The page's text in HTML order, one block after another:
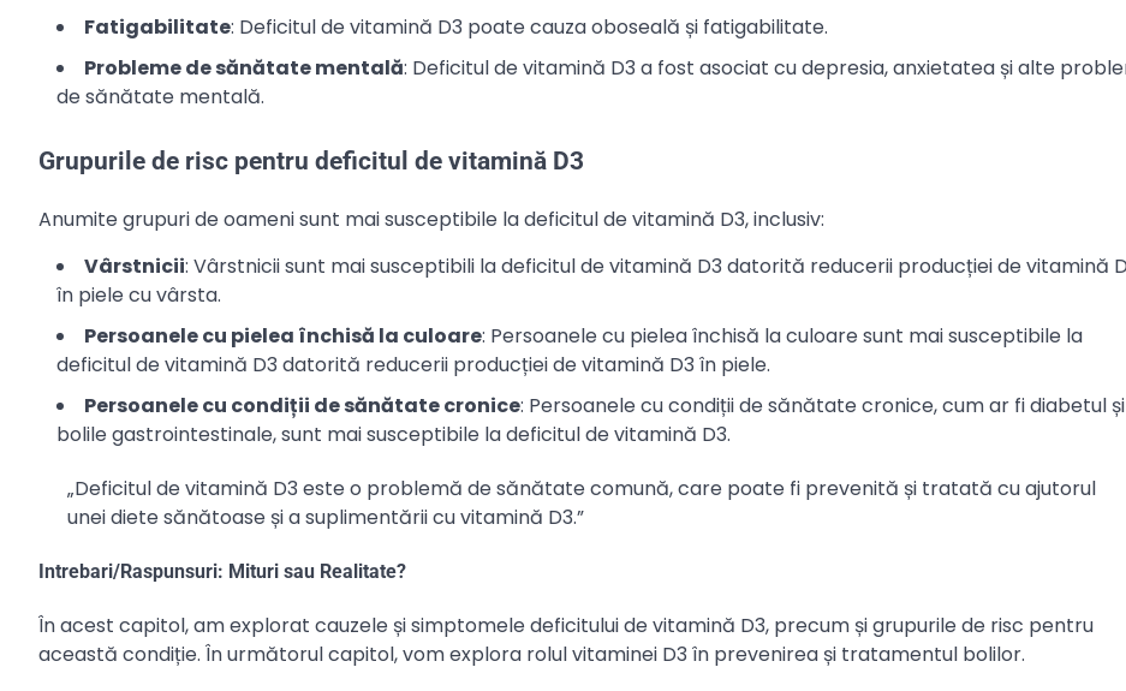
Fatigabilitate: Deficitul de vitamină D3 poate cauza oboseală și fatigabilitate.
Probleme de sănătate mentală: Deficitul de vitamină D3 a fost asociat cu depresia, anxietatea și alte
de sănătate mentală.
Grupurile de risc pentru deficitul de vitamină D3
Anumite grupuri de oameni sunt mai susceptibile la deficitul de vitamină D3, inclusiv:
Vârstnicii: Vârstnicii sunt mai susceptibili la deficitul de vitamină D3 datorită reducerii producției de vitamină
în piele cu vârsta.
Persoanele cu pielea închisă la culoare: Persoanele cu pielea închisă la culoare sunt mai susceptibile la
deficitul de vitamină D3 datorită reducerii producției de vitamină D3 în piele.
Persoanele cu condiții de sănătate cronice: Persoanele cu condiții de sănătate cronice, cum ar fi diabetul și
bolile gastrointestinale, sunt mai susceptibile la deficitul de vitamină D3.
„Deficitul de vitamină D3 este o problemă de sănătate comună, care poate fi prevenită și tratată cu ajutorul
unei diete sănătoase și a suplimentării cu vitamină D3.”
Intrebari/Raspunsuri: Mituri sau Realitate?
În acest capitol, am explorat cauzele și simptomele deficitului de vitamină D3, precum și grupurile de risc pentru
această condiție. În următorul capitol, vom explora rolul vitaminei D3 în prevenirea și tratamentul bolilor.